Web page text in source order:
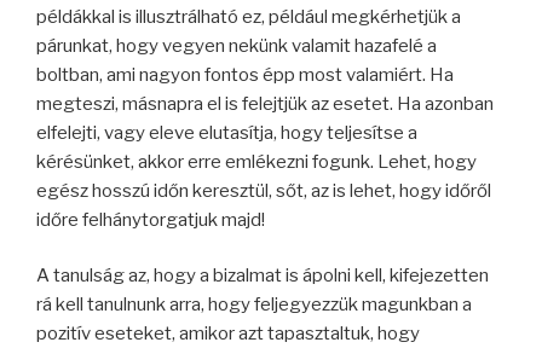
példákkal is illusztrálható ez, például megkérhetjük a
párunkat, hogy vegyen nekünk valamit hazafelé a
boltban, ami nagyon fontos épp most valamiért. Ha
megteszi, másnapra el is felejtjük az esetet. Ha azonban
elfelejti, vagy eleve elutasítja, hogy teljesítse a
kérésünket, akkor erre emlékezni fogunk. Lehet, hogy
egész hosszú időn keresztül, sőt, az is lehet, hogy időről
időre felhánytorgatjuk majd!
A tanulság az, hogy a bizalmat is ápolni kell, kifejezetten
rá kell tanulnunk arra, hogy feljegyezzük magunkban a
pozitív eseteket, amikor azt tapasztaltuk, hogy